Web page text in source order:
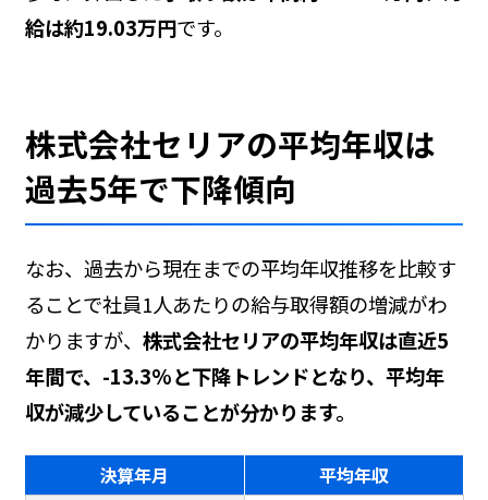
給は約19.03万円です。
株式会社セリアの平均年収は
過去5年で下降傾向
なお、過去から現在までの平均年収推移を比較す
ることで社員1人あたりの給与取得額の増減がわ
かりますが、 株式会社セリアの平均年収は直近5
年間で、-13.3%と下降トレンドとなり、平均年
収が減少していることが分かります。
決算年月
平均年収